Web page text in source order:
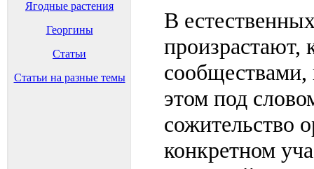
Ягодные растения
Георгины
Статьи
Статьи на разные темы
В
произрастают,
этом под
сожительство
конкретном